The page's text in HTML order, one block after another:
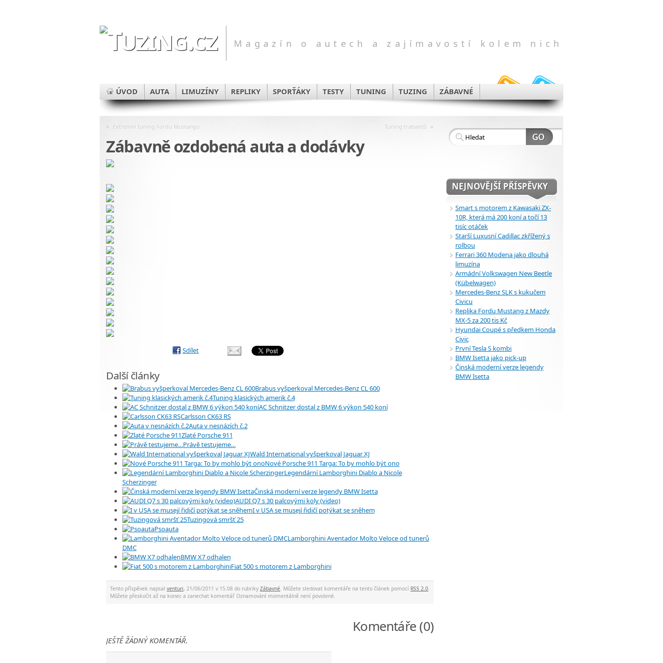
Magazín o autech a zajímavostí kolem nich
ÚVOD AUTA LIMUZÍNY REPLIKY SPORŤÁKY TESTY TUNING TUZING ZÁBAVNÉ
« Extremní tuning Fordu Mustangu Tuning trabantů »
Zábavně ozdobená auta a dodávky
Sdílet
Další články
Brabus vyšperkoval Mercedes-Benz CL 600
Tuning klasických amerik č.4
AC Schnitzer dostal z BMW 6 výkon 540 koní
Carlsson CK63 RS
Auta v nesnázích č.2
Zlaté Porsche 911
Právě testujeme…
Wald International vyšperkoval Jaguar XJ
Nové Porsche 911 Targa: To by mohlo být ono
Legendární Lamborghini Diablo a Nicole
Scherzinger
Činská moderní verze legendy BMW Isetta
AUDI Q7 s 30 palcovými koly (video)
I v USA se musejí řidičí potýkat se sněhem
Tuzingová smršť 25
Psoauta
Lamborghini Aventador Molto Veloce od tunerů
DMC
BMW X7 odhalen
Fiat 500 s motorem z Lamborghini
Tento příspěvek napsal venturi, 21/06/2011 v 15.08 do rubriky Zábavné. Můžete sledovat komentáře na tento článek pomocí RSS 2.0.
Můžete přeskočit až na konec a zanechat komentář. Oznamování momentálně není povolené.
Komentáře (0)
JEŠTĚ ŽÁDNÝ KOMENTÁŘ.
NEJNOVĚJŠÍ PŘÍSPĚVKY
Smart s motorem z Kawasaki ZX-
10R, která má 200 koní a točí 13
tisíc otáček
Starší Luxusní Cadillac zkřížený s
rolbou
Ferrari 360 Modena jako dlouhá
limuzína
Armádní Volkswagen New Beetle
(Kübelwagen)
Mercedes-Benz SLK s kukučem
Civicu
Replika Fordu Mustang z Mazdy
MX-5 za 200 tis Kč
Hyundai Coupé s předkem Honda
Civic
První Tesla S kombi
BMW Isetta jako pick-up
Činská moderní verze legendy
BMW Isetta